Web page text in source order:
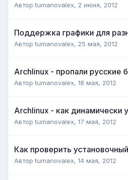
Авторtumanovalex, 2 июня, 2012
Поддержка графики для
Авторtumanovalex, 25 мая, 2012
Archlinux - пропали русские
Авторtumanovalex, 18 мая, 2012
Archlinux - как динамически
Авторtumanovalex, 17 мая, 2012
Как проверить
Авторtumanovalex, 14 мая, 2012